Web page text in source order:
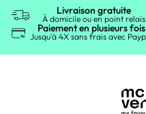
Livraison gratuite
À domicile ou en point relais
Paiement en plusieurs fois
Jusqu'à 4X sans frais avec